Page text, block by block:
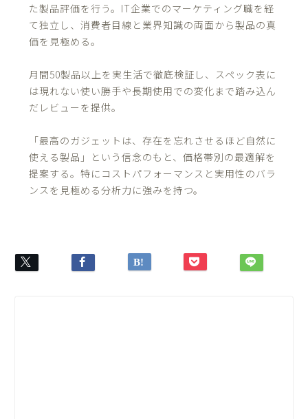
た製品評価を行う。IT企業でのマーケティング職を経
て独立し、消費者目線と業界知識の両面から製品の真
価を見極める。
月間50製品以上を実生活で徹底検証し、スペック表に
は現れない使い勝手や長期使用での変化まで踏み込ん
だレビューを提供。
「最高のガジェットは、存在を忘れさせるほど自然に
使える製品」という信念のもと、価格帯別の最適解を
提案する。特にコストパフォーマンスと実用性のバラ
ンスを見極める分析力に強みを持つ。